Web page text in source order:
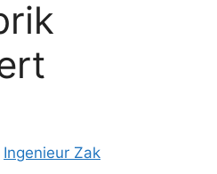
Ingenieur Zak